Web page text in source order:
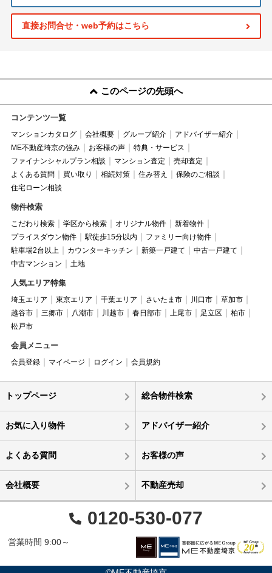
直接お問合せ・web予約はこちら
このページの先頭へ
コンテンツ一覧
マンションカタログ 会社概要 グループ紹介
アドバイザー紹介
ME不動産埼京の強み
お客様の声
特典・サービス
ファイナンシャルプラン相談
マンション査定
売却査定
よくある質問
買い取り 相続対策 住み替え
保険のご相談
住宅ローン相談
物件検索
こだわり検索 学区から検索 オリジナル物件
新着物件
プライスダウン物件
駅徒歩15分以内
ファミリー向け物件
駐車場2台以上
カウンターキッチン 新築一戸建て
中古一戸建て
中古マンション
土地
人気エリア特集
埼玉エリア 東京エリア 千葉エリア さいたま市 川口市
草加市
越谷市
三郷市 八潮市 川越市 春日部市 上尾市 足立区
柏市
松戸市
会員メニュー
会員登録 マイページ ログイン 会員規約
トップページ 総合物件検索
お気に入り物件 アドバイザー紹介
よくある質問 お客様の声
会社概要 不動産売却
0120-530-077
営業時間 9:00～